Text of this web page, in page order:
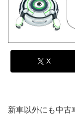
X
新車以外にも中古